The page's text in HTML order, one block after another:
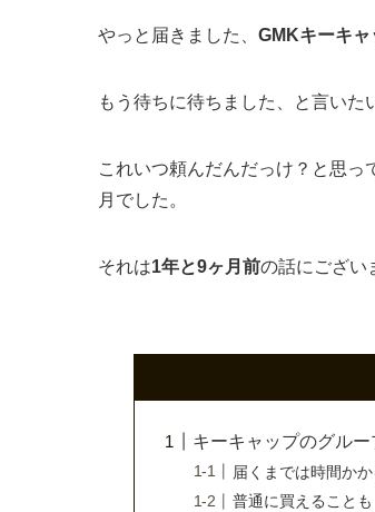
やっと届きました、 GMKキーキャ
もう待ちに待ちました、と言いた
これいつ頼んだんだっけ？と思
月でした。
それは1年と9ヶ月前の話にござい
キーキャップのグルー
届くまでは時間かか
普通に買えることも